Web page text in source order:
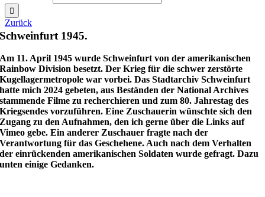
Zurück
Schweinfurt 1945.
Am 11. April 1945 wurde Schweinfurt von der amerikanischen
Rainbow Division besetzt. Der Krieg für die schwer zerstörte
Kugellagermetropole war vorbei. Das Stadtarchiv Schweinfurt
hatte mich 2024 gebeten, aus Beständen der National Archives
stammende Filme zu recherchieren und zum 80. Jahrestag des
Kriegsendes vorzuführen. Eine Zuschauerin wünschte sich den
Zugang zu den Aufnahmen, den ich gerne über die Links auf
Vimeo gebe. Ein anderer Zuschauer fragte nach der
Verantwortung für das Geschehene. Auch nach dem Verhalten
der einrückenden amerikanischen Soldaten wurde gefragt. Dazu
unten einige Gedanken.